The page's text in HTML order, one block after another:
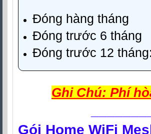
Đóng hàng tháng
Đóng trước 6 tháng
Đóng trước 12 tháng:
Ghi Chú: Phí
Gói Home WiFi